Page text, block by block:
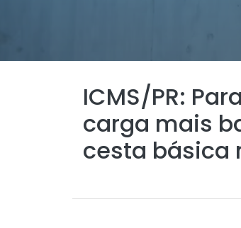
ICMS/PR:
carga mais
cesta básica